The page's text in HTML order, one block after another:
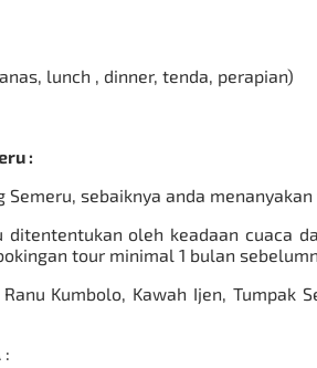
lunch , dinner, tenda, perapian)
:
sebaiknya anda
ditententukan oleh keadaan cuaca
tour minimal 1 bulan
Kumbolo, Kawah Ijen, Tumpak
: